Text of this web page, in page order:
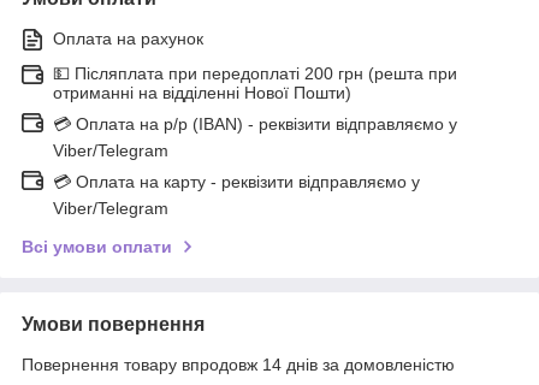
Оплата на рахунок
💵 Післяплата при передоплаті 200 грн (решта при
отриманні на відділенні Нової Пошти)
💳 Оплата на р/р (IBAN) - реквізити відправляємо у
Viber/Telegram
💳 Оплата на карту - реквізити відправляємо у
Viber/Telegram
Всі умови оплати
Умови повернення
Повернення товару впродовж 14 днів за домовленістю